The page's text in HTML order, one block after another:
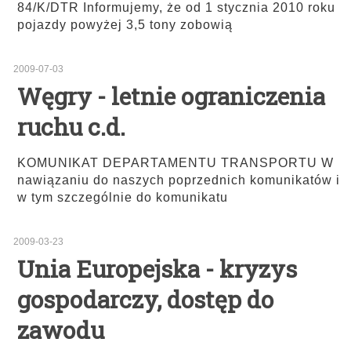
84/K/DTR Informujemy, że od 1 stycznia 2010 roku
pojazdy powyżej 3,5 tony zobowią
2009-07-03
Węgry - letnie ograniczenia
ruchu c.d.
KOMUNIKAT DEPARTAMENTU TRANSPORTU W
nawiązaniu do naszych poprzednich komunikatów i
w tym szczególnie do komunikatu
2009-03-23
Unia Europejska - kryzys
gospodarczy, dostęp do
zawodu